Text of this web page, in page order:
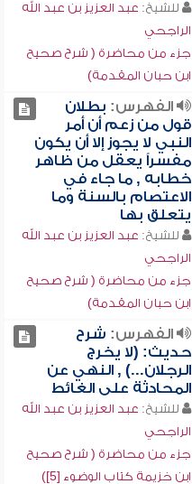
للشيخ: عبد العزيز بن عبد الله
الراجحي
جزء من محاضرة ( شرح صحيح
ابن حبان المقدمة)
الفهرس: بطلان
قول من زعم أن أمر
النبي لا يجوز إلا أن يكون
مفسراً يعقل من ظاهر
خطابه , ما جاء في
الاعتصام بالسنة وما
يتعلق بها
للشيخ: عبد العزيز بن عبد الله
الراجحي
جزء من محاضرة ( شرح صحيح
ابن حبان المقدمة)
الفهرس: شرح
حديث: (لا يخرج
الرجلان...) , النهي عن
المحادثة على الغائط
للشيخ: عبد العزيز بن عبد الله
الراجحي
جزء من محاضرة ( شرح صحيح
ابن خزيمة كتاب الوضوء [5])